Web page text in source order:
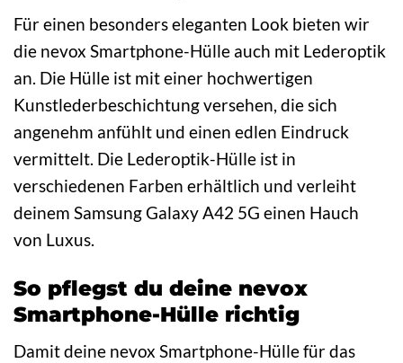
Für einen besonders eleganten Look bieten wir
die nevox Smartphone-Hülle auch mit Lederoptik
an. Die Hülle ist mit einer hochwertigen
Kunstlederbeschichtung versehen, die sich
angenehm anfühlt und einen edlen Eindruck
vermittelt. Die Lederoptik-Hülle ist in
verschiedenen Farben erhältlich und verleiht
deinem Samsung Galaxy A42 5G einen Hauch
von Luxus.
So pflegst du deine nevox
Smartphone-Hülle richtig
Damit deine nevox Smartphone-Hülle für das